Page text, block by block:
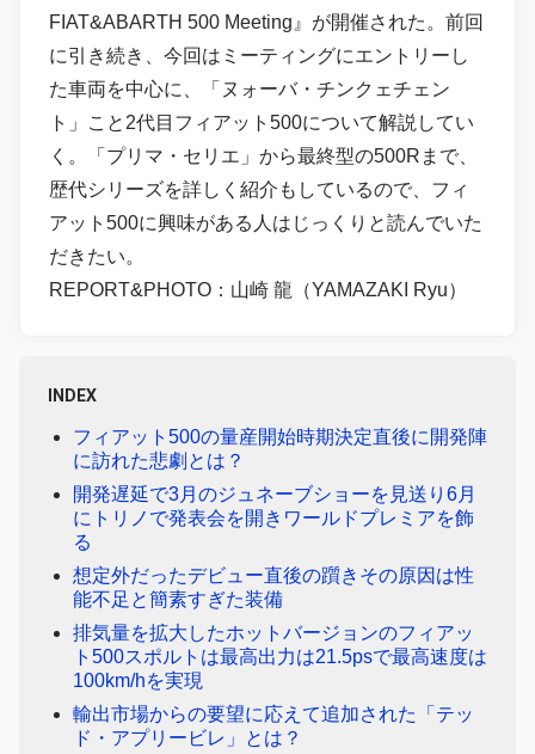
FIAT&ABARTH 500 Meeting』が開催された。前回
に引き続き、今回はミーティングにエントリーし
た車両を中心に、「ヌォーバ・チンクェチェン
ト」こと2代目フィアット500について解説してい
く。「プリマ・セリエ」から最終型の500Rまで、
歴代シリーズを詳しく紹介もしているので、フィ
アット500に興味がある人はじっくりと読んでいた
だきたい。
REPORT&PHOTO：山崎 龍（YAMAZAKI Ryu）
INDEX
フィアット500の量産開始時期決定直後に開発陣
に訪れた悲劇とは？
開発遅延で3月のジュネーブショーを見送り6月
にトリノで発表会を開きワールドプレミアを飾
る
想定外だったデビュー直後の躓きその原因は性
能不足と簡素すぎた装備
排気量を拡大したホットバージョンのフィアッ
ト500スポルトは最高出力は21.5psで最高速度は
100km/hを実現
輸出市場からの要望に応えて追加された「テッ
ド・アプリービレ」とは？